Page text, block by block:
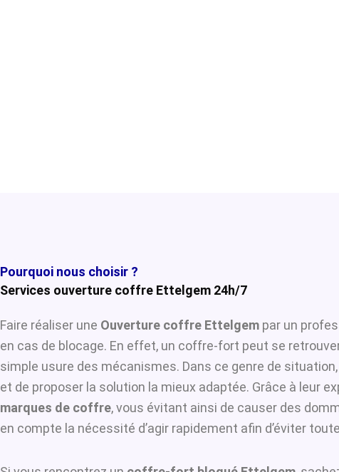
Pourquoi nous choisir ?
Services ouverture coffre Ettelgem 24h/7
Faire réaliser une Ouverture coffre Ettelgem par un
en cas de blocage. En effet, un coffre-fort peut se
simple usure des mécanismes. Dans ce genre de situation,
et de proposer la solution la mieux adaptée. Grâce à leur
marques de coffre, vous évitant ainsi de causer des
en compte la nécessité d’agir rapidement afin d’éviter